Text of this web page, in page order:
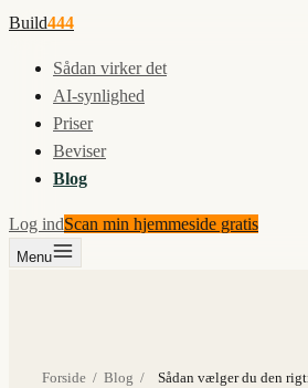
Build444
Sådan virker det
AI-synlighed
Priser
Beviser
Blog
Log indScan min hjemmeside gratis
Menu
Forside / Blog / Sådan vælger du den